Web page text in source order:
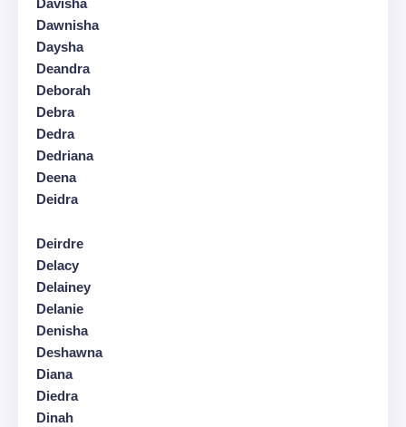
Davisha
Dawnisha
Daysha
Deandra
Deborah
Debra
Dedra
Dedriana
Deena
Deidra
Deirdre
Delacy
Delainey
Delanie
Denisha
Deshawna
Diana
Diedra
Dinah